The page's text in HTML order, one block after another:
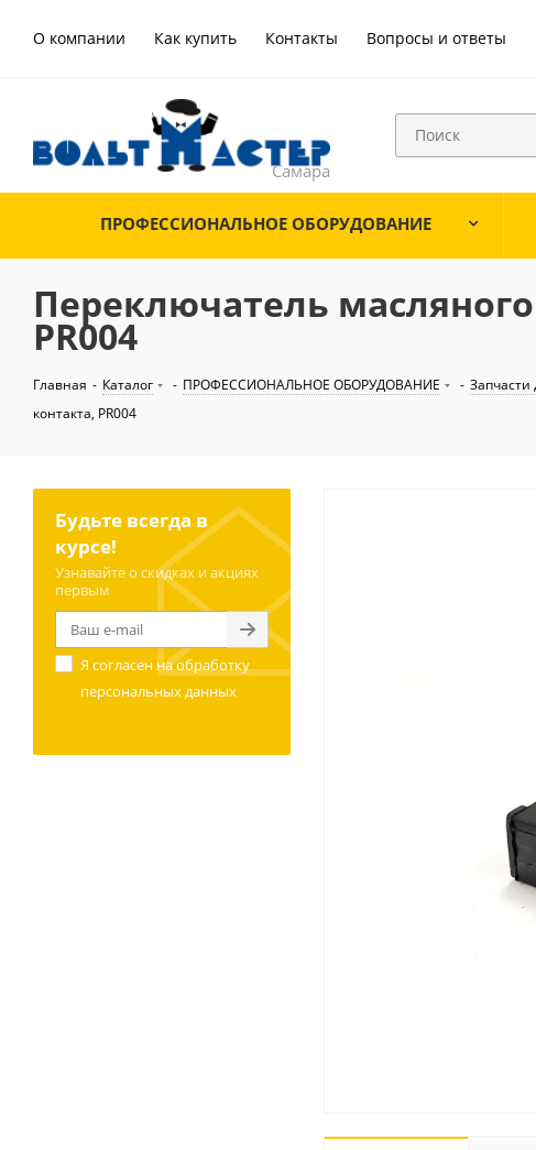
О компании Как купить Контакты Вопросы и ответы
ПРОФЕССИОНАЛЬНОЕ ОБОРУДОВАНИЕ
Переключатель
PR004
Главная - Каталог - ПРОФЕССИОНАЛЬНОЕ ОБОРУДОВАНИЕ - Запчасти
контакта, PR004
Будьте всегда в
курсе!
Узнавайте о скидках и акциях
первым
Я согласен наобработку
персональных данных